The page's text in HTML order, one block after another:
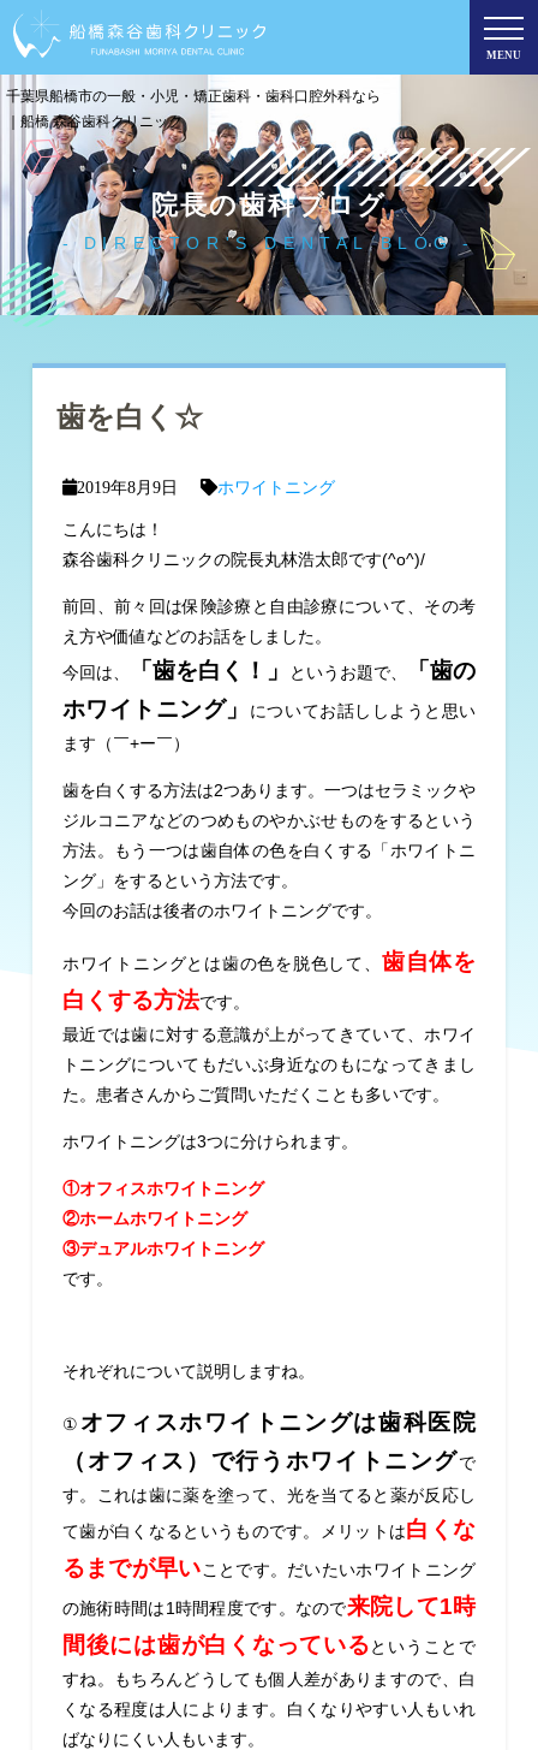
MENU
千葉県船橋市の一般・小児・矯正歯科・歯科口腔外科なら
｜船橋 森谷歯科クリニック
院長の歯科ブログ
DIRECTOR'S DENTAL BLOG
歯を白く☆
2019年8月9日 ホワイトニング
こんにちは！
森谷歯科クリニックの院長丸林浩太郎です(^o^)/
前回、前々回は保険診療と自由診療について、その考
え方や価値などのお話をしました。
今回は、
「歯を白く！」 というお題で、
「歯の
ホワイトニング」
についてお話ししようと思い
ます（￣+ー￣）
歯を白くする方法は2つあります。一つはセラミックや
ジルコニアなどのつめものやかぶせものをするという
方法。もう一つは歯自体の色を白くする「ホワイトニ
ング」をするという方法です。
今回のお話は後者のホワイトニングです。
ホワイトニングとは歯の色を脱色して、 歯自体を
白くする方法です。
最近では歯に対する意識が上がってきていて、ホワイ
トニングについてもだいぶ身近なのもになってきまし
た。患者さんからご質問いただくことも多いです。
ホワイトニングは3つに分けられます。
①オフィスホワイトニング
②ホームホワイトニング
③デュアルホワイトニング
です。
それぞれについて説明しますね。
① オフィスホワイトニングは歯科医院
（オフィス）で行うホワイトニングで
す。これは歯に薬を塗って、光を当てると薬が反応し
て歯が白くなるというものです。メリットは白くな
るまでが早いことです。だいたいホワイトニング
の施術時間は1時間程度です。なので来院して1時
間後には歯が白くなっているということで
すね。もちろんどうしても個人差がありますので、白
くなる程度は人によります。白くなりやすい人もいれ
ばなりにくい人もいます。